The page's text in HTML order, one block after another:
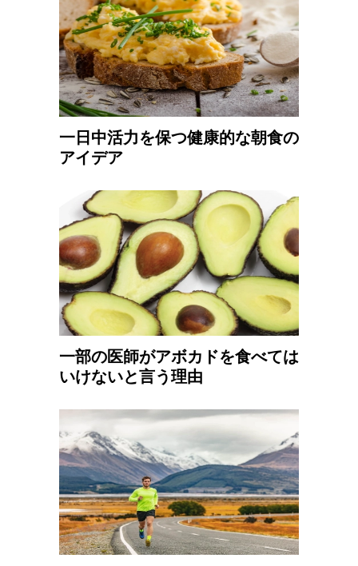
一日中活力を保つ健康的な朝食の
アイデア
一部の医師がアボカドを食べては
いけないと言う理由